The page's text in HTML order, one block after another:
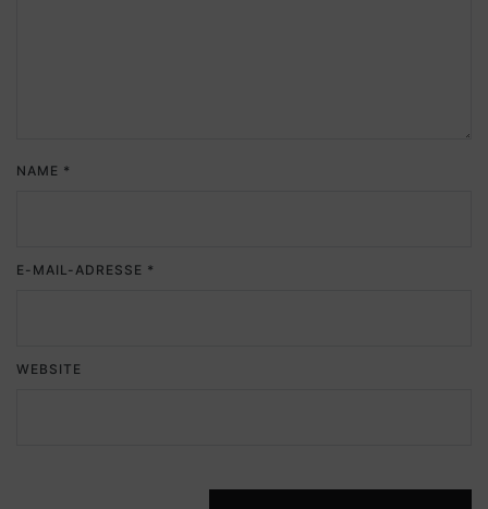
NAME *
E-MAIL-ADRESSE *
WEBSITE